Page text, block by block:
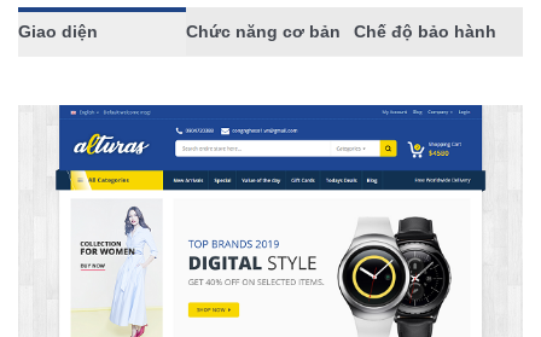
Giao diện Chức năng cơ bản Chế độ bảo hành